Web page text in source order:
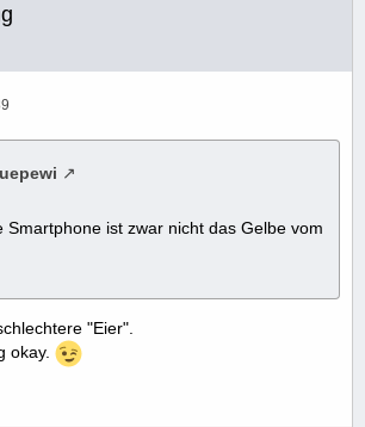
Smartphone ist zwar nicht das Gelbe vom
"Eier".
okay.